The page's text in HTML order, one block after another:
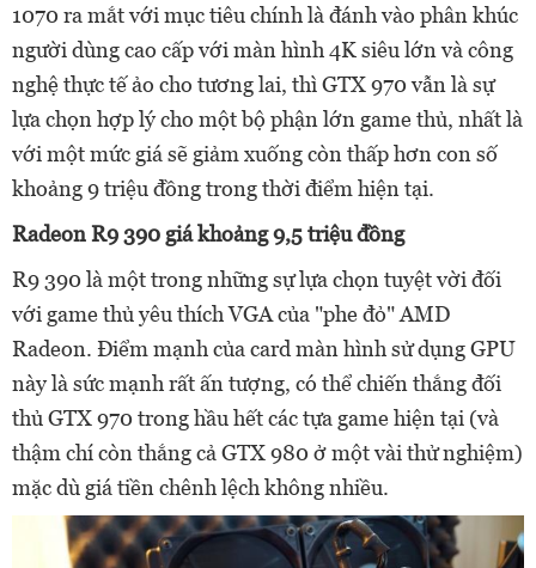
1070 ra mắt với mục tiêu chính là đánh vào phân khúc
người dùng cao cấp với màn hình 4K siêu lớn và công
nghệ thực tế ảo cho tương lai, thì GTX 970 vẫn là sự
lựa chọn hợp lý cho một bộ phận lớn game thủ, nhất là
với một mức giá sẽ giảm xuống còn thấp hơn con số
khoảng 9 triệu đồng trong thời điểm hiện tại.
Radeon R9 390 giá khoảng 9,5 triệu đồng
R9 390 là một trong những sự lựa chọn tuyệt vời đối
với game thủ yêu thích VGA của "phe đỏ" AMD
Radeon. Điểm mạnh của card màn hình sử dụng GPU
này là sức mạnh rất ấn tượng, có thể chiến thắng đối
thủ GTX 970 trong hầu hết các tựa game hiện tại (và
thậm chí còn thắng cả GTX 980 ở một vài thử nghiệm)
mặc dù giá tiền chênh lệch không nhiều.